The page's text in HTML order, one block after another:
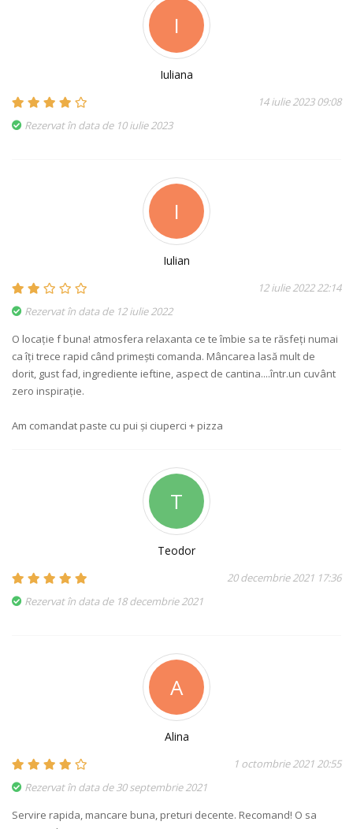
I
Iuliana
14 iulie 2023 09:08
Rezervat în data de 10 iulie 2023
I
Iulian
12 iulie 2022 22:14
Rezervat în data de 12 iulie 2022
O locație f buna! atmosfera relaxanta ce te îmbie sa te răsfeți numai
ca îți trece rapid când primești comanda. Mâncarea lasă mult de
dorit, gust fad, ingrediente ieftine, aspect de cantina....într.un cuvânt
zero inspirație.
Am comandat paste cu pui și ciuperci + pizza
T
Teodor
20 decembrie 2021 17:36
Rezervat în data de 18 decembrie 2021
A
Alina
1 octombrie 2021 20:55
Rezervat în data de 30 septembrie 2021
Servire rapida, mancare buna, preturi decente. Recomand! O sa